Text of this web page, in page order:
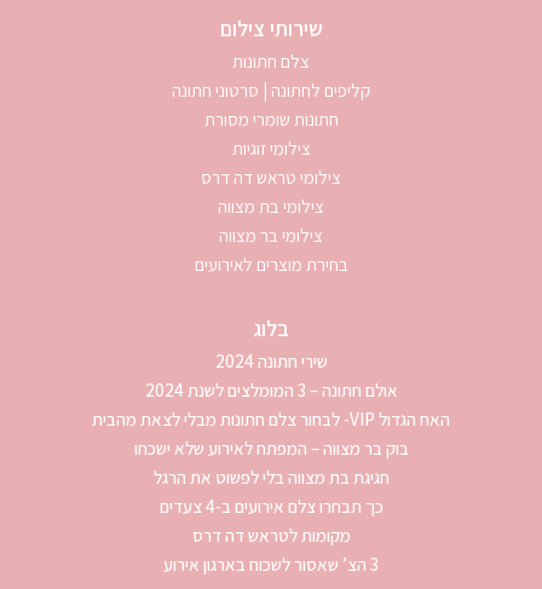
שירותי צילום
צלם חתונות
קליפים לחתונה | סרטוני חתונה
חתונות שומרי מסורת
צילומי זוגיות
צילומי טראש דה דרס
צילומי בת מצווה
צילומי בר מצווה
בחירת מוצרים לאירועים
בלוג
שירי חתונה 2024
אולם חתונה – 3 המומלצים לשנת 2024
האח הגדול VIP- לבחור צלם חתונות מבלי לצאת מהבית
בוק בר מצווה – המפתח לאירוע שלא ישכחו
חגיגת בת מצווה בלי לפשוט את הרגל
כך תבחרו צלם אירועים ב-4 צעדים
מקומות לטראש דה דרס
3 הצ’ שאסור לשכוח בארגון אירוע